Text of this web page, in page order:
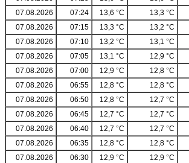
07.08.2026
07:24 13,6 °C 13,3 °C
07.08.2026
07:15 13,3 °C 13,2 °C
07.08.2026
07:10 13,2 °C 13,1 °C
07.08.2026
07:05 13,1 °C 12,9 °C
07.08.2026
07:00 12,9 °C 12,8 °C
07.08.2026
06:55 12,8 °C 12,8 °C
07.08.2026
06:50 12,8 °C 12,7 °C
07.08.2026
06:45 12,7 °C 12,7 °C
07.08.2026
06:40 12,7 °C 12,7 °C
07.08.2026
06:35 12,8 °C 12,8 °C
07.08.2026
06:30 12,9 °C 12,9 °C